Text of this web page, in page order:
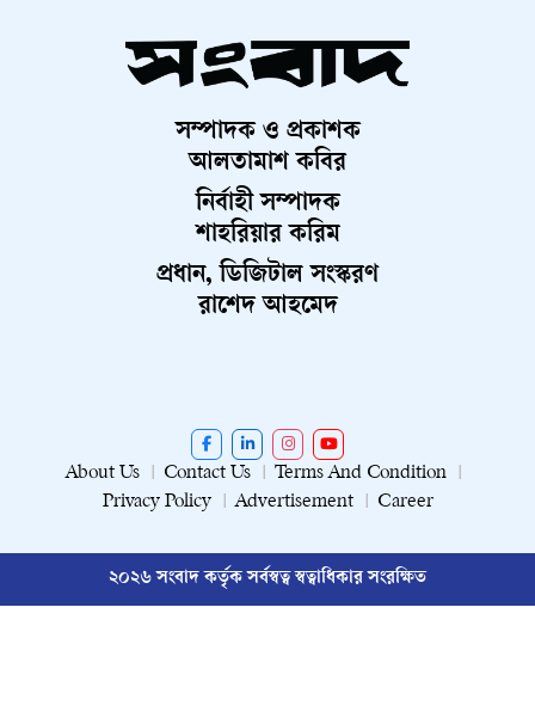
সম্পাদক ও প্রকাশক
আলতামাশ কবির
নির্বাহী সম্পাদক
শাহরিয়ার করিম
প্রধান, ডিজিটাল সংস্করণ
রাশেদ আহমেদ
About Us Contact Us
Terms And Condition
Privacy Policy
Advertisement Career
২০২৬ সংবাদ কর্তৃক সর্বস্বত্ব স্বত্বাধিকার সংরক্ষিত